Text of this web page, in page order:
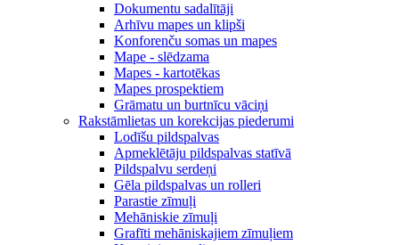
Dokumentu sadalītāji
Arhīvu mapes un klipši
Konforenču somas un mapes
Mape - slēdzama
Mapes - kartotēkas
Mapes prospektiem
Grāmatu un burtnīcu vāciņi
Rakstāmlietas un korekcijas piederumi
Lodīšu pildspalvas
Apmeklētāju pildspalvas statīvā
Pildspalvu serdeņi
Gēla pildspalvas un rolleri
Parastie zīmuļi
Mehāniskie zīmuļi
Grafīti mehāniskajiem zīmuļiem